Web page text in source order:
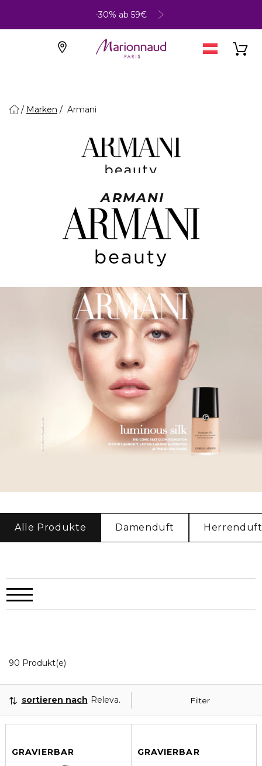
-30% ab 59€
Marken Armani
ARMANI
Alle Produkte Damenduft Herrenduft
90 Produkt(e)
Filter
sortieren nach Relevanz
GRAVIERBAR GRAVIERBAR